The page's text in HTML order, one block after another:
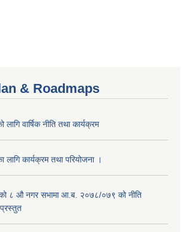
& Roadmaps
वार्षिक नीति तथा कार्यक्रम
कार्यक्रम तथा परियोजना ।
८ औ नगर सभामा आ‍.ब. २०७८/०७९ को नीति